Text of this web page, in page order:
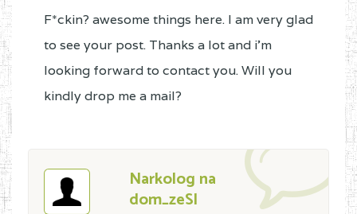
F*ckin? awesome things here. I am very glad
to see your post. Thanks a lot and i'm
looking forward to contact you. Will you
kindly drop me a mail?
Narkolog na
dom_zeSl